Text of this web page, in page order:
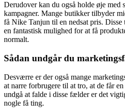
Derudover kan du også holde øje med
kampagner. Mange butikker tilbyder
få Nike Tanjun til en nedsat pris.
en fantastisk mulighed for at få
normalt.
Sådan undgår du
Desværre er der også mange
at narre forbrugere til at tro, at de får
undgå at falde i disse fælder er det
nogle få ting.